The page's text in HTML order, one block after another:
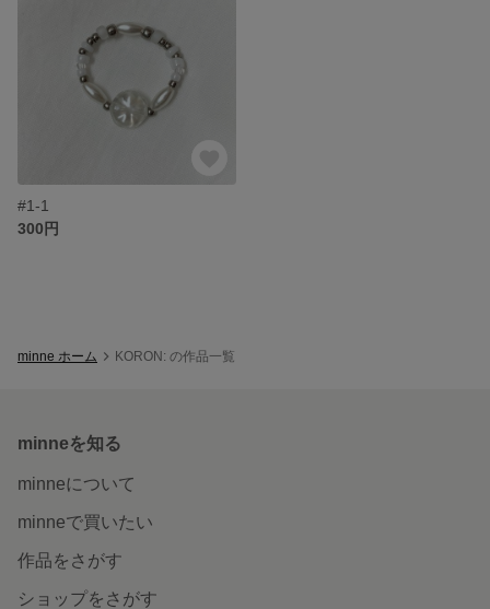
#1-1
300円
minne ホーム KORON: の作品一覧
minneを知る
minneについて
minneで買いたい
作品をさがす
ショップをさがす